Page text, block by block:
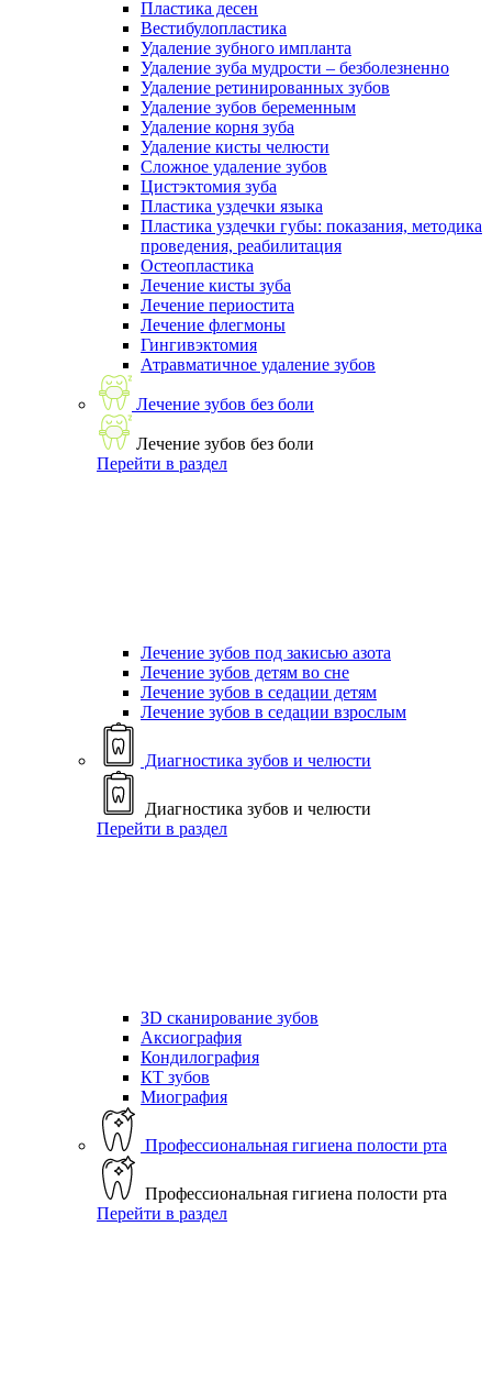
Пластика десен
Вестибулопластика
Удаление зубного импланта
Удаление зуба мудрости – безболезненно
Удаление ретинированных зубов
Удаление зубов беременным
Удаление корня зуба
Удаление кисты челюсти
Сложное удаление зубов
Цистэктомия зуба
Пластика уздечки языка
Пластика уздечки губы: показания, методика
проведения, реабилитация
Остеопластика
Лечение кисты зуба
Лечение периостита
Лечение флегмоны
Гингивэктомия
Атравматичное удаление зубов
Лечение зубов без боли
Лечение зубов без боли
Перейти в раздел
Лечение зубов под закисью азота
Лечение зубов детям во сне
Лечение зубов в седации детям
Лечение зубов в седации взрослым
Диагностика зубов и челюсти
Диагностика зубов и челюсти
Перейти в раздел
ЗD сканирование зубов
Аксиография
Кондилография
КТ зубов
Миография
Профессиональная гигиена полости рта
Профессиональная гигиена полости рта
Перейти в раздел